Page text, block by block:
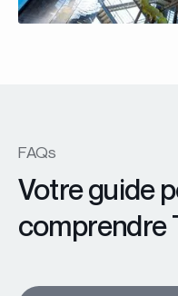
FAQs
Votre guide
comprendre